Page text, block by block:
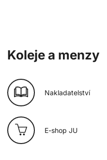
Koleje a menzy
Nakladatelství
E-shop JU